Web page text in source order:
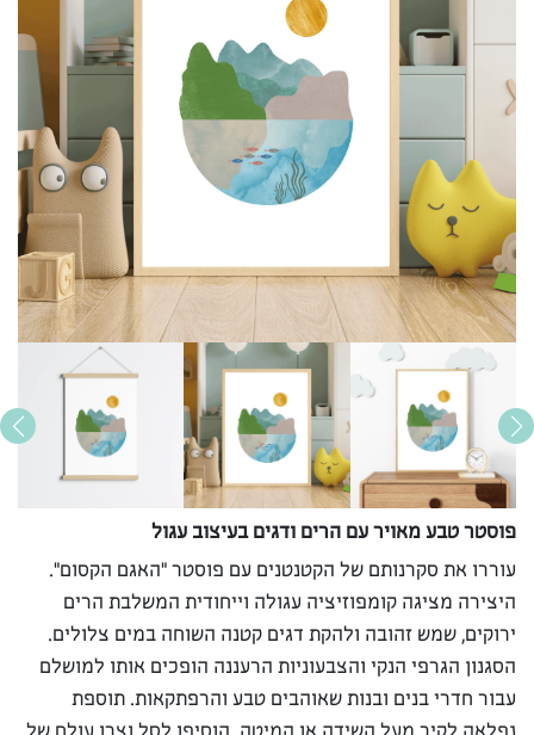
פוסטר טבע מאויר עם הרים ודגים בעיצוב עגול
עוררו את סקרנותם של הקטנטנים עם פוסטר “האגם הקסום”.
היצירה מציגה קומפוזיציה עגולה וייחודית המשלבת הרים
ירוקים, שמש זהובה ולהקת דגים קטנה השוחה במים צלולים.
הסגנון הגרפי הנקי והצבעוניות הרעננה הופכים אותו למושלם
עבור חדרי בנים ובנות שאוהבים טבע והרפתקאות. תוספת